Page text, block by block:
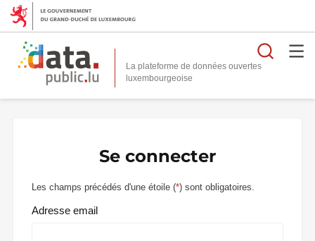
La plateforme de données ouvertes
Se connecter
Les champs précédés d'une étoile (*) sont obligatoires.
Adresse email